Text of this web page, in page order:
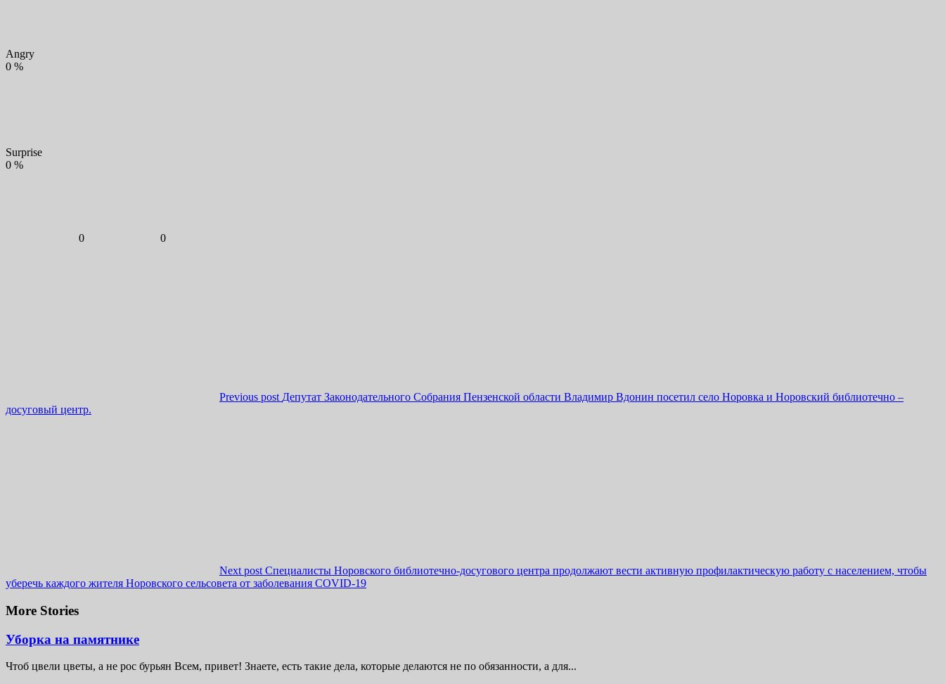
Angry
0 %
Surprise
0 %
0 0
Previous post Депутат Законодательного Собрания Пензенской области Владимир Вдонин посетил село Норовка и Норовский библиотечно –
досуговый центр.
Next post Специалисты Норовского библиотечно-досугового центра продолжают вести активную профилактическую работу с населением, чтобы
уберечь каждого жителя Норовского сельсовета от заболевания COVID-19
More Stories
Уборка на памятнике
Чтоб цвели цветы, а не рос бурьян Всем, привет! Знаете, есть такие дела, которые делаются не по обязанности, а для...